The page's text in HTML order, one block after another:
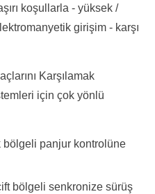
koşullarla - yüksek /
girişim - karşı
Karşılamak
için çok yönlü
bölgeli panjur kontrolüne
bölgeli senkronize sürüş